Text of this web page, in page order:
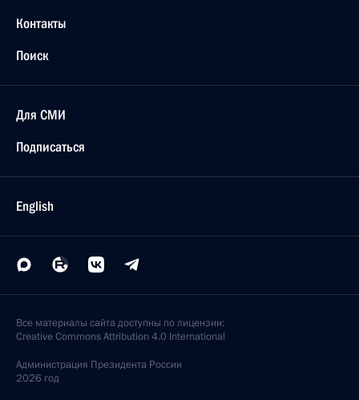
Контакты
Поиск
Для СМИ
Подписаться
English
Все материалы сайта доступны по лицензии:
Creative Commons Attribution 4.0 International
Администрация Президента России
2026 год